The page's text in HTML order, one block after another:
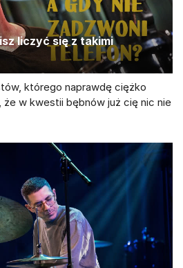
liczyć się z takimi
którego naprawdę ciężko
że w kwestii bębnów już cię nic nie